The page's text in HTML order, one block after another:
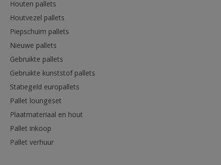
Houten pallets
Houtvezel pallets
Piepschuim pallets
Nieuwe pallets
Gebruikte pallets
Gebruikte kunststof pallets
Statiegeld europallets
Pallet loungeset
Plaatmateriaal en hout
Pallet inkoop
Pallet verhuur